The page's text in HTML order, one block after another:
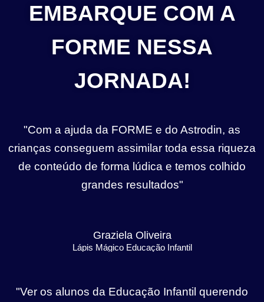
EMBARQUE COM A
FORME NESSA
JORNADA!
"Com a ajuda da FORME e do Astrodin, as
crianças conseguem assimilar toda essa riqueza
de conteúdo de forma lúdica e temos colhido
grandes resultados"
Graziela Oliveira
Lápis Mágico Educação Infantil
"Ver os alunos da Educação Infantil querendo